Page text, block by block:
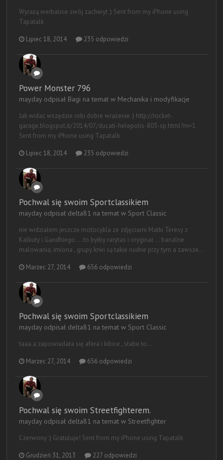
Wyrażą werbalnie swój zachwyt ;) Sent from my iPhone using
Tapatalk
Lipiec 18, 2014 235 odpowiedzi
Power Monster 796
mayday odpisał Bagi na temat w Mechanika i modyfikacje
Jak widać wszędzie robi dobre wrażenie :) http://rocket-
garage.blogspot.it/2014/07/ducati-helepolis-803-sp.html?m=1
Sent from my iPhone using Tapatalk
Lipiec 18, 2014 235 odpowiedzi
Pochwal się swoim Sportclassikiem
mayday odpisał delta81 na temat w Sport Classic
nie widziałem jeszcze motocykla ze zdjęciami Matki Teresy z
Kalkuty i Gandhiego ... to byłby rarytas i oryginał ... banalne
malowania, imiona , grupy krwi są takie nudne przy tym a zawsze...
Marzec 27, 2014 656 odpowiedzi
Pochwal się swoim Sportclassikiem
mayday odpisał delta81 na temat w Sport Classic
taaa a zapowiadała się afera i kibice , słabe to...
Marzec 27, 2014 656 odpowiedzi
Pochwal się swoim Streetfighterem.
mayday odpisał delta81 na temat w Streetfighter
Czerwony :) Gratuluje! Sent from my iPhone using Tapatalk
Grudzień 31, 2013 227 odpowiedzi